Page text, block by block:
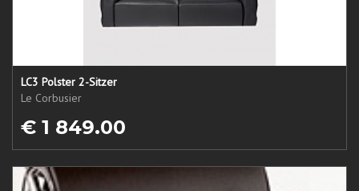
LC3 Polster 2-Sitzer
Le Corbusier
€ 1 849.00